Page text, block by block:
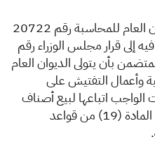
القيمة المضافة
​​​​​إشارة لتعميم معالي رئيس الديوان العام للمحاسبة رقم 20722
المشار فيه إلى قرار مجلس الوزراء رقم
08/01/1441هـ المتضمن بأن يتولى الديوان العام
وأعمال التفتيشعلى
الواجب اتباعها لبيع أصناف
المستودعات المرجعة، وبناءً على المادة (19) من قواعد